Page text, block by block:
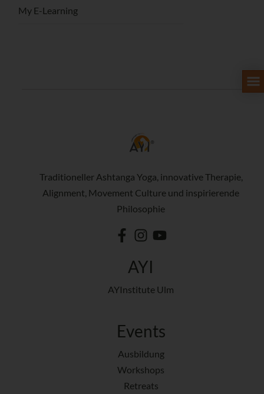
My E-Learning
Traditioneller Ashtanga Yoga, innovative Therapie,
Alignment, Movement Culture und inspirierende
Philosophie
AYI
AYInstitute Ulm
Events
Ausbildung
Workshops
Retreats